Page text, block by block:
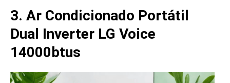
3. Ar Condicionado Portátil
Dual Inverter LG Voice
14000btus